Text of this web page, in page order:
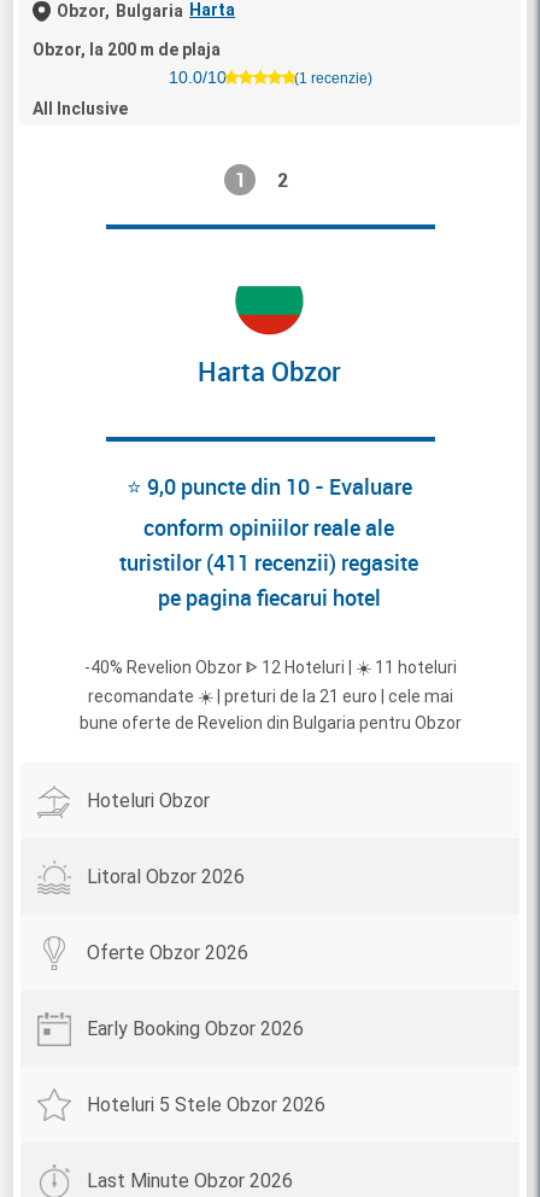
Obzor, Bulgaria Harta
Obzor, la 200 m de plaja
10.0/10
(1 recenzie)
All Inclusive
1 2
Harta Obzor
⭐ 9,0 puncte din 10 - Evaluare
conform opiniilor reale ale
turistilor (411 recenzii) regasite
pe pagina fiecarui hotel
-40% Revelion Obzor ᐈ 12 Hoteluri | ☀️ 11 hoteluri
recomandate ☀️ | preturi de la 21 euro | cele mai
bune oferte de Revelion din Bulgaria pentru Obzor
Hoteluri Obzor
Litoral Obzor 2026
Oferte Obzor 2026
Early Booking Obzor 2026
Hoteluri 5 Stele Obzor 2026
Last Minute Obzor 2026